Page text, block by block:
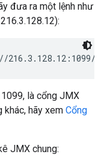
đưa ra một lệnh như
là cổng JMX
khác, hãy xem Cổng
JMX chung: